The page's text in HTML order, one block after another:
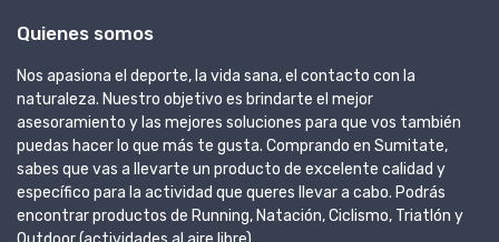
Quienes somos
Nos apasiona el deporte, la vida sana, el contacto con la
naturaleza. Nuestro objetivo es brindarte el mejor
asesoramiento y las mejores soluciones para que vos también
puedas hacer lo que más te gusta. Comprando en Sumitate,
sabes que vas a llevarte un producto de excelente calidad y
específico para la actividad que queres llevar a cabo. Podrás
encontrar productos de Running, Natación, Ciclismo, Triatlón y